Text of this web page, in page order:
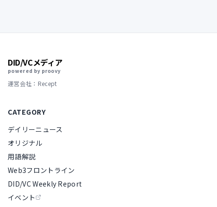
DID/VCメディア
powered by proovy
運営会社：Recept
CATEGORY
デイリーニュース
オリジナル
用語解説
Web3フロントライン
DID/VC Weekly Report
イベント